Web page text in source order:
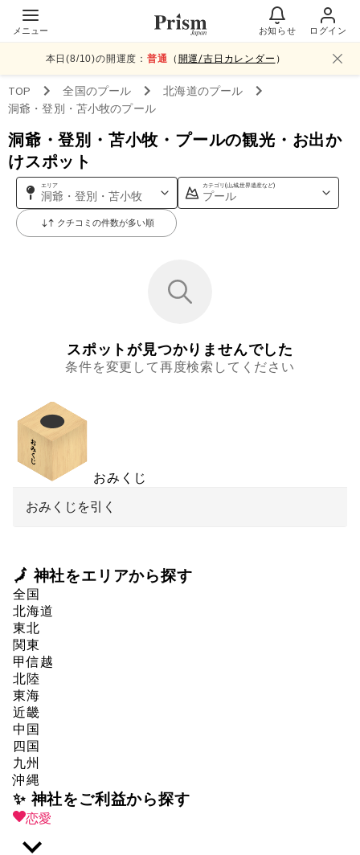
メニュー お知らせ ログイン
本日(8/10)の開運度：普通 （ 開運/吉日カレンダー ）
TOP 全国のプール 北海道のプール
洞爺・登別・苫小牧のプール
洞爺・登別・苫小牧・プールの観光・お出か
けスポット
エリア
洞爺・登別・苫小牧
カテゴリ(山,城,世界遺産など)
プール
クチコミの件数が多い順
スポットが見つかりませんでした
条件を変更して再度検索してください
おみくじ
おみくじを引く
🗾 神社をエリアから探す
全国
北海道
東北
関東
甲信越
北陸
東海
近畿
中国
四国
九州
沖縄
✨ 神社をご利益から探す
恋愛